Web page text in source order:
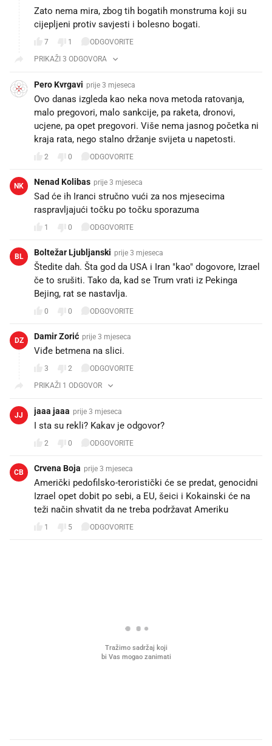
Zato nema mira, zbog tih bogatih monstruma koji su
cijepljeni protiv savjesti i bolesno bogati.
7 1
ODGOVORITE
PRIKAŽI 3 ODGOVORA
Pero Kvrgavi prije 3 mjeseca
Ovo danas izgleda kao neka nova metoda ratovanja,
malo pregovori, malo sankcije, pa raketa, dronovi,
ucjene, pa opet pregovori. Više nema jasnog početka ni
kraja rata, nego stalno držanje svijeta u napetosti.
2 0 ODGOVORITE
NK Nenad Kolibas prije 3 mjeseca
Sad će ih Iranci stručno vući za nos mjesecima
raspravljajući točku po točku sporazuma
1 0 ODGOVORITE
BL Boltežar Ljubljanski prije 3 mjeseca
Štedite dah. Šta god da USA i Iran "kao" dogovore, Izrael
če to srušiti. Tako da, kad se Trum vrati iz Pekinga
Bejing, rat se nastavlja.
0 0 ODGOVORITE
DZ Damir Zorić prije 3 mjeseca
Viđe betmena na slici.
3 2
ODGOVORITE
PRIKAŽI 1 ODGOVOR
JJ jaaa jaaa prije 3 mjeseca
I sta su rekli? Kakav je odgovor?
2 0 ODGOVORITE
CB Crvena Boja prije 3 mjeseca
Američki pedofilsko-teroristički će se predat, genocidni
Izrael opet dobit po sebi, a EU, šeici i Kokainski će na
teži način shvatit da ne treba podržavat Ameriku
1 5 ODGOVORITE